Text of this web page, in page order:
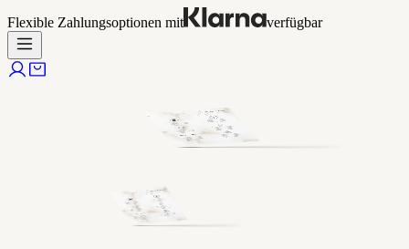
Flexible Zahlungsoptionen mit verfügbar